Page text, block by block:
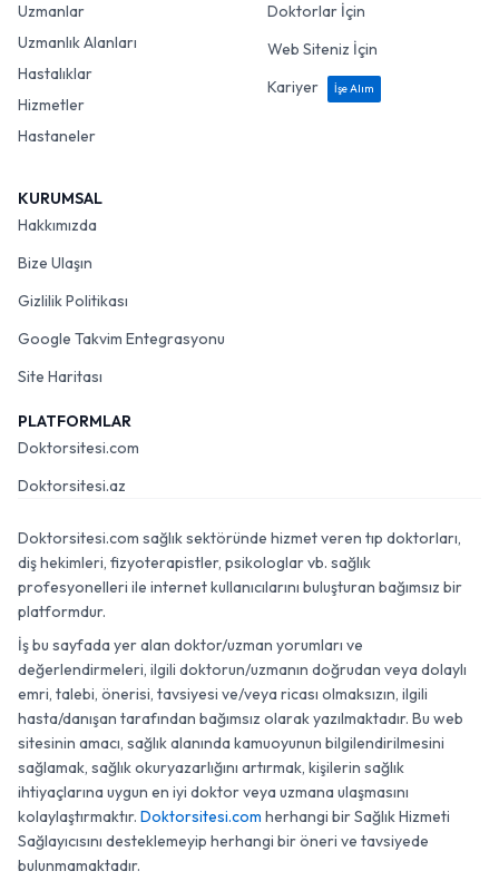
Uzmanlar
Uzmanlık Alanları
Hastalıklar
Hizmetler
Hastaneler
Doktorlar İçin
Web Siteniz İçin
Kariyer
İşe Alım
KURUMSAL
Hakkımızda
Bize Ulaşın
Gizlilik Politikası
Google Takvim Entegrasyonu
Site Haritası
PLATFORMLAR
Doktorsitesi.com
Doktorsitesi.az
Doktorsitesi.com sağlık sektöründe hizmet veren tıp doktorları,
diş hekimleri, fizyoterapistler, psikologlar vb. sağlık
profesyonelleri ile internet kullanıcılarını buluşturan bağımsız bir
platformdur.
İş bu sayfada yer alan doktor/uzman yorumları ve
değerlendirmeleri, ilgili doktorun/uzmanın doğrudan veya dolaylı
emri, talebi, önerisi, tavsiyesi ve/veya ricası olmaksızın, ilgili
hasta/danışan tarafından bağımsız olarak yazılmaktadır. Bu web
sitesinin amacı, sağlık alanında kamuoyunun bilgilendirilmesini
sağlamak, sağlık okuryazarlığını artırmak, kişilerin sağlık
ihtiyaçlarına uygun en iyi doktor veya uzmana ulaşmasını
kolaylaştırmaktır. Doktorsitesi.com herhangi bir Sağlık Hizmeti
Sağlayıcısını desteklemeyip herhangi bir öneri ve tavsiyede
bulunmamaktadır.